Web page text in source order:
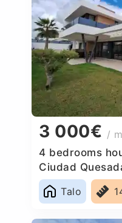
3 000€ /
4 bedrooms
Ciudad
Talo